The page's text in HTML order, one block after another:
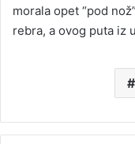
morala opet “pod
rebra, a ovog puta iz